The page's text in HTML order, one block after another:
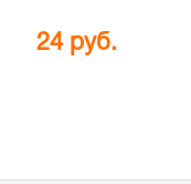
24 руб.